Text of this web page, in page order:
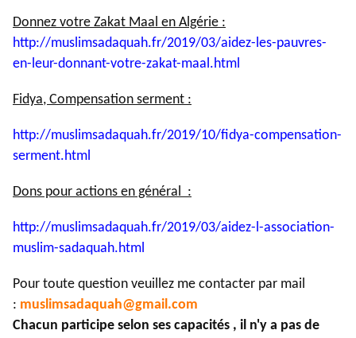
Donnez votre Zakat Maal en Algérie :
http://muslimsadaquah.fr/2019/03/aidez-les-pauvres-
en-leur-donnant-votre-zakat-maal.html
Fidya, Compensation serment :
http://muslimsadaquah.fr/2019/10/fidya-compensation-
serment.html
Dons pour actions en général :
http://muslimsadaquah.fr/2019/03/aidez-l-association-
muslim-sadaquah.html
Pour toute question veuillez me contacter par mail
: muslimsadaquah@gmail.com
Chacun participe selon ses capacités , il n'y a pas de